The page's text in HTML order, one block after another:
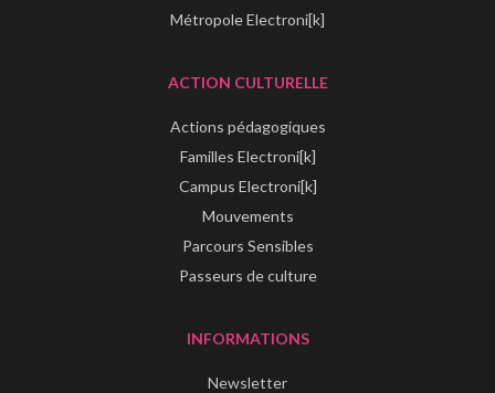
Métropole Electroni[k]
ACTION CULTURELLE
Actions pédagogiques
Familles Electroni[k]
Campus Electroni[k]
Mouvements
Parcours Sensibles
Passeurs de culture
INFORMATIONS
Newsletter